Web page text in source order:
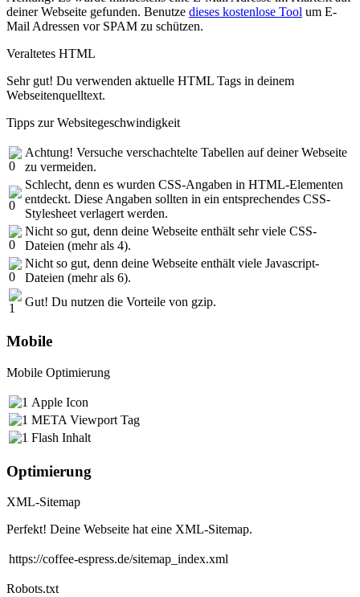
deiner Webseite gefunden. Benutze dieses kostenlose Tool um E-
Mail Adressen vor SPAM zu schützen.
Veraltetes HTML
Sehr gut! Du verwenden aktuelle HTML Tags in deinem
Webseitenquelltext.
Tipps zur Websitegeschwindigkeit
Achtung! Versuche verschachtelte Tabellen auf deiner Webseite
zu vermeiden.
Schlecht, denn es wurden CSS-Angaben in HTML-Elementen
entdeckt. Diese Angaben sollten in ein entsprechendes CSS-
Stylesheet verlagert werden.
Nicht so gut, denn deine Webseite enthält sehr viele CSS-
Dateien (mehr als 4).
Nicht so gut, denn deine Webseite enthält viele Javascript-
Dateien (mehr als 6).
Gut! Du nutzen die Vorteile von gzip.
Mobile
Mobile Optimierung
Apple Icon
META Viewport Tag
Flash Inhalt
Optimierung
XML-Sitemap
Perfekt! Deine Webseite hat eine XML-Sitemap.
https://coffee-espress.de/sitemap_index.xml
Robots.txt